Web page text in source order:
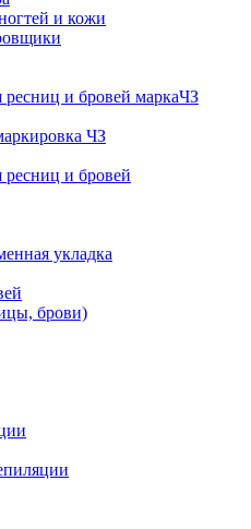
и кожи
ресниц и бровей маркаЧЗ
ЧЗ
ресниц и бровей
укладка
брови)